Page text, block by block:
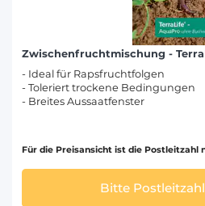
Zwischenfruchtmischung -
- Ideal für Rapsfruchtfolgen
- Toleriert trockene Bedingungen
- Breites Aussaatfenster
Für die Preisansicht ist die Postleitzahl
Bitte